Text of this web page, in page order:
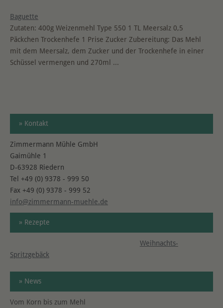
Baguette
Zutaten: 400g Weizenmehl Type 550 1 TL Meersalz 0,5
Päckchen Trockenhefe 1 Prise Zucker Zubereitung: Das Mehl
mit dem Meersalz, dem Zucker und der Trockenhefe in einer
Schüssel vermengen und 270ml ...
» Kontakt
Zimmermann Mühle GmbH
Gaimühle 1
D-63928 Riedern
Tel +49 (0) 9378 - 999 50
Fax +49 (0) 9378 - 999 52
info@zimmermann-muehle.de
» Rezepte
Weihnachts-
Spritzgebäck
» News
Vom Korn bis zum Mehl